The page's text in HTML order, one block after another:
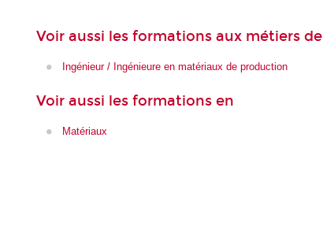
Voir aussi les formations aux métiers de
Ingénieur / Ingénieure en matériaux de production
Voir aussi les formations en
Matériaux